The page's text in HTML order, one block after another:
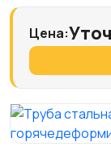
Цена: